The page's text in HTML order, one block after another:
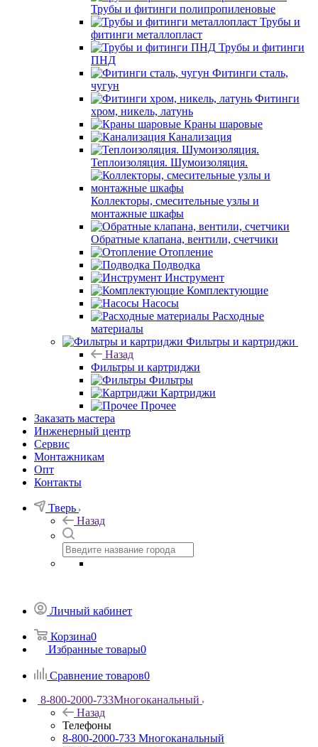
Трубы и фитинги полипропиленовые
Трубы и
фитинги металлопласт
Трубы и фитинги
ПНД
Фитинги сталь,
чугун
Фитинги
хром, никель, латунь
Краны шаровые
Канализация
Теплоизоляция. Шумоизоляция.
Коллекторы, смесительные узлы и
монтажные шкафы
Обратные клапана, вентили, счетчики
Отопление
Подводка
Инструмент
Комплектующие
Насосы
Расходные
материалы
Фильтры и картриджи
Назад
Фильтры и картриджи
Фильтры
Картриджи
Прочее
Заказать мастера
Инженерный центр
Сервис
Монтажникам
Опт
Контакты
Тверь
Назад
Личный кабинет
Корзина0
Избранные товары0
Сравнение товаров0
8-800-2000-733Многоканальный
Назад
Телефоны
8-800-2000-733 Многоканальный